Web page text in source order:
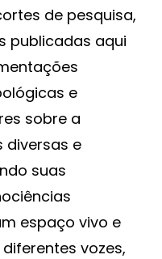
de pesquisa,
publicadas aqui
e
sobre a
diversas e
suas
espaço vivo e
vozes,